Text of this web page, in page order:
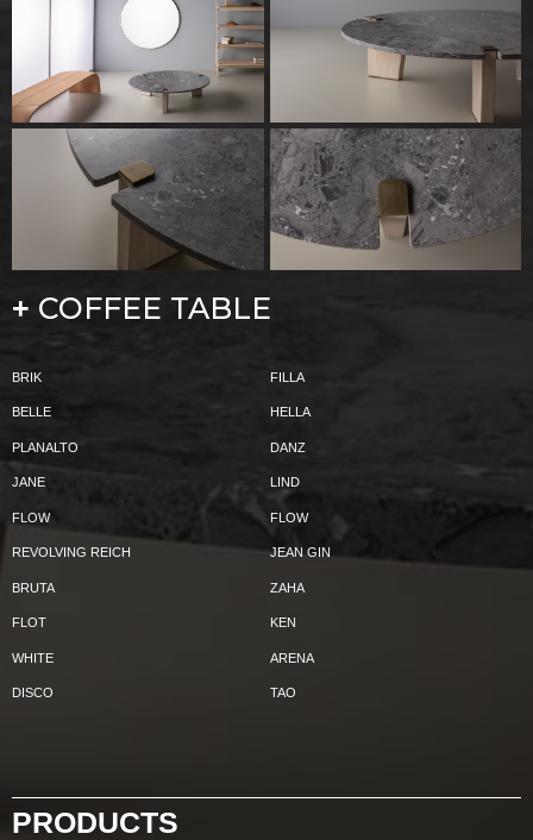
+ COFFEE TABLE
BRIK FILLA
BELLE HELLA
PLANALTO DANZ
JANE LIND
FLOW FLOW
REVOLVING REICH JEAN GIN
BRUTA ZAHA
FLOT KEN
WHITE ARENA
DISCO TAO
PRODUCTS